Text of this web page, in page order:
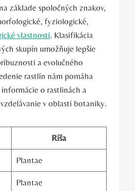
základe spoločných znakov,
fyziologické,
vlastnosti. Klasifikácia
skupín umožňuje lepšie
a evolučného
rastlín nám pomáha
o rastlinách a
v oblasti botaniky.
Ríša
Plantae
Plantae